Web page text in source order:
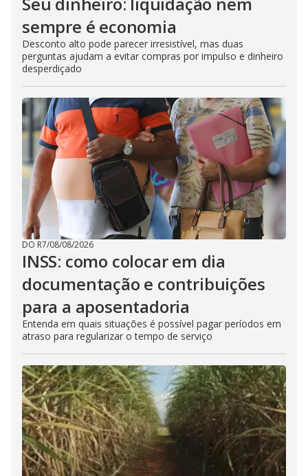
sempre é economia
Desconto alto pode parecer irresistível, mas duas
perguntas ajudam a evitar compras por impulso e dinheiro
desperdiçado
DO R7/08/08/2026
INSS: como colocar em dia
documentação e contribuições
para a aposentadoria
Entenda em quais situações é possível pagar períodos em
atraso para regularizar o tempo de serviço